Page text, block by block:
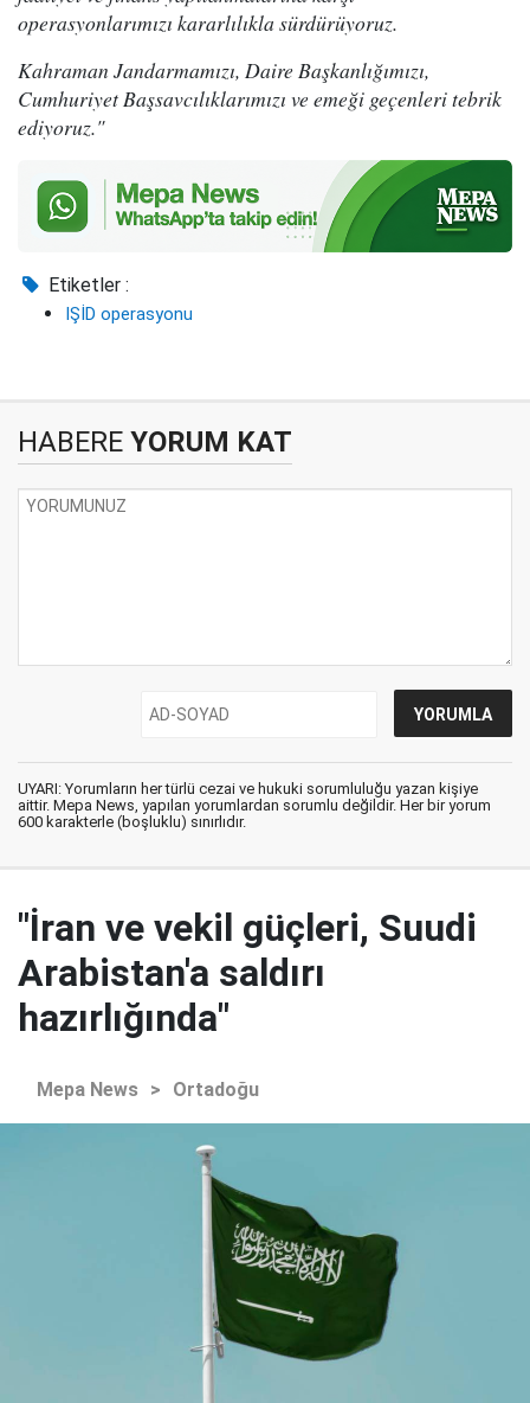
operasyonlarımızı kararlılıkla sürdürüyoruz.
Kahraman Jandarmamızı, Daire Başkanlığımızı,
Cumhuriyet Başsavcılıklarımızı ve emeği geçenleri tebrik
ediyoruz."
Etiketler :
IŞİD operasyonu
HABERE YORUM KAT
UYARI: Yorumların her türlü cezai ve hukuki sorumluluğu yazan kişiye
aittir. Mepa News, yapılan yorumlardan sorumlu değildir. Her bir yorum
600 karakterle (boşluklu) sınırlıdır.
"İran ve vekil güçleri, Suudi
Arabistan'a saldırı
hazırlığında"
Mepa News > Ortadoğu